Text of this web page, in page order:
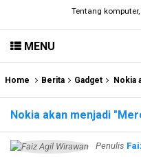
Tentang
MENU
Home Berita Gadget Nokia
Nokia akan menjadi
Penulis